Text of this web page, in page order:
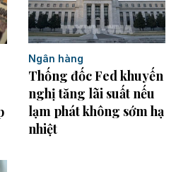
Ngân hàng
Thống đốc Fed khuyến
nghị tăng lãi suất nếu
lạm phát không sớm hạ
nhiệt